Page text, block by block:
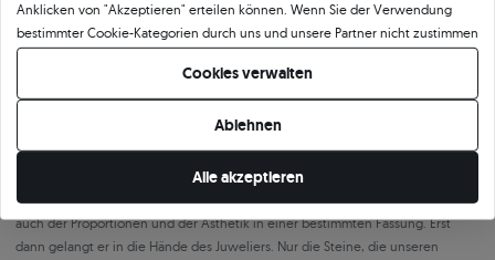
SAVICKI 5C ist mehr als der
Branchenstandard.
Echte Qualität beginnt mit der Verantwortung für jedes Detail. Für uns endet
jedes Detail, bevor der Stein in den Ring eingefasst wird.
Jeder Diamant wird mehrmals überprüft, sowohl hinsichtlich der Parameter als
auch der Proportionen und der Ästhetik in einer bestimmten Fassung. Erst
dann gelangt er in die Hände des Juweliers. Nur die Steine, die unseren
Anklicken von "Akzeptieren" erteilen können. Wenn Sie der Verwendung
bestimmter Cookie-Kategorien durch uns und unsere Partner nicht zustimmen
möchten, klicken Sie auf "Lassen Sie mich wählen" und bestimmen Sie Ihre
Präferenzen. Sie können Ihre Zustimmung jederzeit widerrufen, indem Sie
Ihre Cookie-Einstellungen ändern.
Cookies verwalten
Ablehnen
Alle akzeptieren